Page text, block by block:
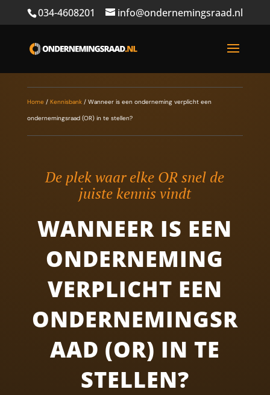
034-4608201 info@ondernemingsraad.nl
Home/ Kennisbank/ Wanneer is een onderneming verplicht een
ondernemingsraad (OR) in te stellen?
De plek waar elke OR snel de
juiste kennis vindt
WANNEER IS EEN
ONDERNEMING
VERPLICHT EEN
ONDERNEMINGSR
AAD (OR) IN TE
STELLEN?